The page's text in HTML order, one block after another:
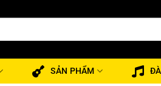
SẢN PHẨM